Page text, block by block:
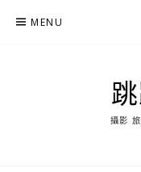
MENU
攝影